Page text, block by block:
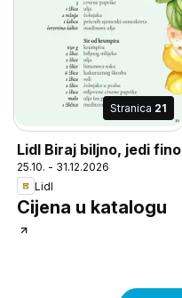
Stranica 21
Lidl Biraj biljno, jedi fino
25.10. - 31.12.2026
Lidl
Cijena u katalogu